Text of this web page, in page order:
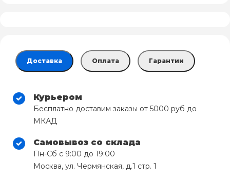
Доставка Оплата Гарантии
Курьером
Бесплатно доставим заказы от 5000 руб до
МКАД
Самовывоз со склада
Пн-Сб с 9:00 до 19:00
Москва, ул. Чермянская, д.1 стр. 1